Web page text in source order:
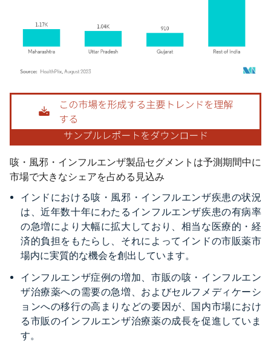
画像 © Mordor Intelligence。再利用にはCC BY 4.0の表示が必要です。
咳・風邪・インフルエンザ製品セグメントは予測期間中に
市場で大きなシェアを占める見込み
インドにおける咳・風邪・インフルエンザ疾患の状況
は、近年数十年にわたるインフルエンザ疾患の有病率
の急増により大幅に拡大しており、相当な医療的・経
済的負担をもたらし、それによってインドの市販薬市
場内に実質的な機会を創出しています。
インフルエンザ症例の増加、市販の咳・インフルエン
ザ治療薬への需要の急増、およびセルフメディケーシ
ョンへの移行の高まりなどの要因が、国内市場におけ
る市販のインフルエンザ治療薬の成長を促進していま
す。